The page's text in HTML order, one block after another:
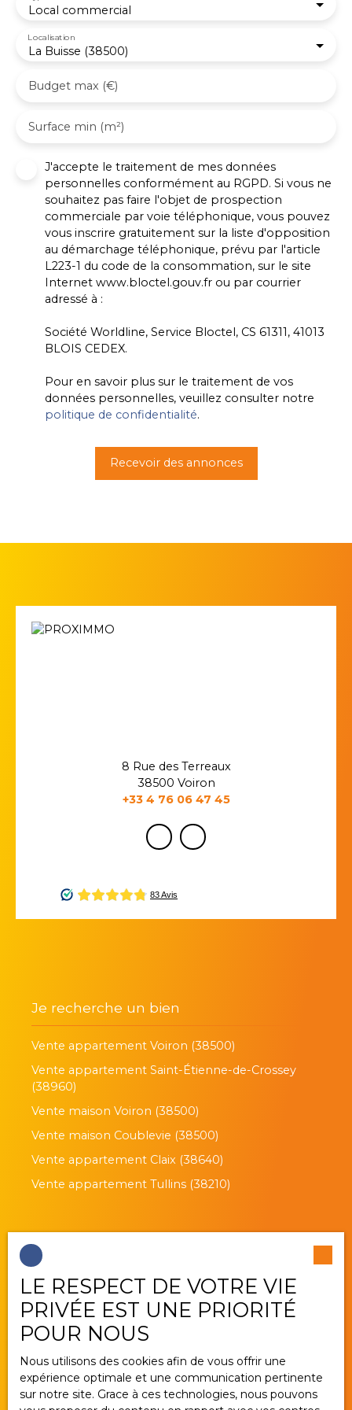
Local commercial
La Buisse (38500)
Localisation
Budget max (€)
Surface min (m²)
J'accepte le traitement de mes données
personnelles conformément au RGPD. Si vous ne
souhaitez pas faire l'objet de prospection
commerciale par voie téléphonique, vous pouvez
vous inscrire gratuitement sur la liste d'opposition
au démarchage téléphonique, prévu par l'article
L223-1 du code de la consommation, sur le site
Internet www.bloctel.gouv.fr ou par courrier
adressé à :
Société Worldline, Service Bloctel, CS 61311, 41013
BLOIS CEDEX.
Pour en savoir plus sur le traitement de vos
données personnelles, veuillez consulter notre
politique de confidentialité.
Recevoir des annonces
8 Rue des Terreaux
38500 Voiron
+33 4 76 06 47 45
Je recherche un bien
Vente appartement Voiron (38500)
Vente appartement Saint-Étienne-de-Crossey
(38960)
Vente maison Voiron (38500)
Vente maison Coublevie (38500)
Vente appartement Claix (38640)
Vente appartement Tullins (38210)
Je suis propriétaire
Estimez votre bien
Vendre avec nous
Gestion locative
Nous contacter
LE RESPECT DE VOTRE VIE
PRIVÉE EST UNE PRIORITÉ
POUR NOUS
Nous utilisons des cookies afin de vous offrir une
expérience optimale et une communication pertinente
sur notre site. Grace à ces technologies, nous pouvons